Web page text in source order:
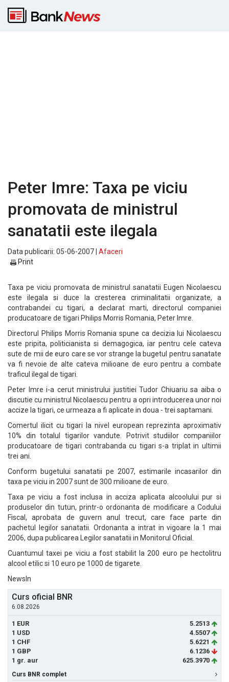
Peter Imre: Taxa pe viciu
promovata de ministrul
sanatatii este ilegala
Data publicarii: 05-06-2007 | Afaceri
Print
Taxa pe viciu promovata de ministrul sanatatii Eugen Nicolaescu
este ilegala si duce la cresterea criminalitatii organizate, a
contrabandei cu tigari, a declarat marti, directorul companiei
producatoare de tigari Philips Morris Romania, Peter Imre.
Directorul Philips Morris Romania spune ca decizia lui Nicolaescu
este pripita, politicianista si demagogica, iar pentru cele cateva
sute de mii de euro care se vor strange la bugetul pentru sanatate
va fi nevoie de alte cateva milioane de euro pentru a combate
traficul ilegal de tigari.
Peter Imre i-a cerut ministrului justitiei Tudor Chiuariu sa aiba o
discutie cu ministrul Nicolaescu pentru a opri introducerea unor noi
accize la tigari, ce urmeaza a fi aplicate in doua - trei saptamani.
Comertul ilicit cu tigari la nivel european reprezinta aproximativ
10% din totalul tigarilor vandute. Potrivit studiilor companiilor
producatoare de tigari contrabanda cu tigari s-a triplat in ultimii
trei ani.
Conform bugetului sanatatii pe 2007, estimarile incasarilor din
taxa pe viciu in 2007 sunt de 300 milioane de euro.
Taxa pe viciu a fost inclusa in acciza aplicata alcoolului pur si
produselor din tutun, printr-o ordonanta de modificare a Codului
Fiscal, aprobata de guvern anul trecut, care face parte din
pachetul legilor sanatatii. Ordonanta a intrat in vigoare la 1 mai
2006, dupa publicarea Legilor sanatatii in Monitorul Oficial.
Cuantumul taxei pe viciu a fost stabilit la 200 euro pe hectolitru
alcool etilic si 10 euro pe 1000 de tigarete.
NewsIn
Curs oficial BNR
6.08.2026
1 EUR
5.2513
1 USD
4.5507
1 CHF
5.6221
1 GBP
6.1236
1 gr. aur
625.3970
Curs BNR complet